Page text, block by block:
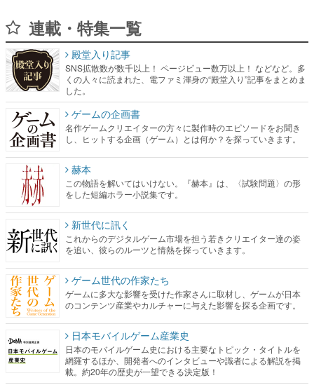
連載・特集一覧
殿堂入り記事
SNS拡散数が数千以上！ ページビュー数万以上！ などなど。多
くの人々に読まれた、電ファミ渾身の“殿堂入り”記事をまとめま
した。
ゲームの企画書
名作ゲームクリエイターの方々に製作時のエピソードをお聞き
し、ヒットする企画（ゲーム）とは何か？を探っていきます。
赫本
この物語を解いてはいけない。『赫本』は、〈試験問題〉の形
をした短編ホラー小説集です。
新世代に訊く
これからのデジタルゲーム市場を担う若きクリエイター達の姿
を追い、彼らのルーツと情熱を探っていきます。
ゲーム世代の作家たち
ゲームに多大な影響を受けた作家さんに取材し、ゲームが日本
のコンテンツ産業やカルチャーに与えた影響を探る企画です。
日本モバイルゲーム産業史
日本のモバイルゲーム史における主要なトピック・タイトルを
網羅するほか、開発者へのインタビューや識者による解説を掲
載。約20年の歴史が一望できる決定版！